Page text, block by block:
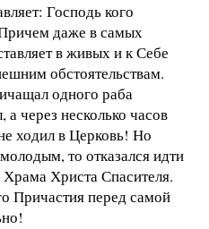
Господь кого
Причем даже в самых
в живых и к Себе
обстоятельствам.
одного раба
через несколько часов
ходил в Церковь! Но
то отказался идти
Христа Спасителя.
Причастия перед самой